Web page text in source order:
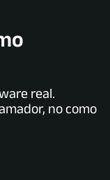
real.
no como